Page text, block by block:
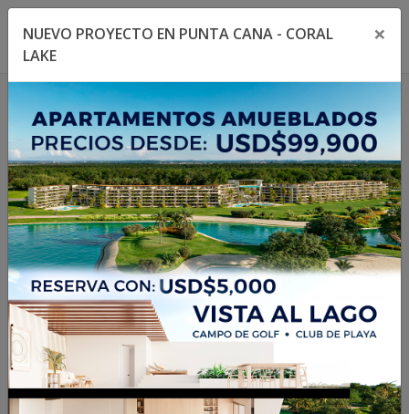
Toggle navigation menu
NUEVO PROYECTO EN PUNTA CANA - CORAL
LAKE
×